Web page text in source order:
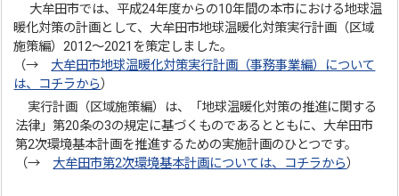
大牟田市では、平成24年度からの10年間の本市における地球温
暖化対策の計画として、大牟田市地球温暖化対策実行計画（区域
施策編）2012～2021を策定しました。
（→ 大牟田市地球温暖化対策実行計画（事務事業編）について
は、コチラから）
実行計画（区域施策編）は、「地球温暖化対策の推進に関する
法律」第20条の3の規定に基づくものであるとともに、大牟田市
第2次環境基本計画を推進するための実施計画のひとつです。
（→ 大牟田市第2次環境基本計画については、コチラから）